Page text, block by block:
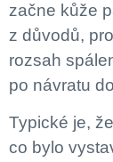
začne kůže
z důvodů,
rozsah
po návratu
Typické je,
co bylo